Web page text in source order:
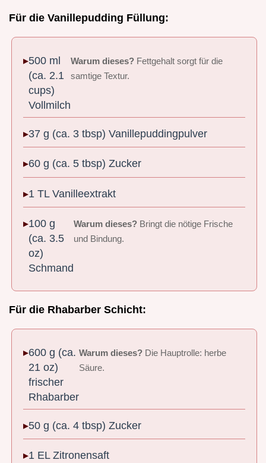
Für die Vanillepudding Füllung:
500 ml
(ca. 2.1
cups)
Vollmilch
Warum dieses? Fettgehalt sorgt für die
samtige Textur.
37 g (ca. 3 tbsp) Vanillepuddingpulver
60 g (ca. 5 tbsp) Zucker
1 TL Vanilleextrakt
100 g
(ca. 3.5
oz)
Schmand
Warum dieses? Bringt die nötige Frische
und Bindung.
Für die Rhabarber Schicht:
600 g (ca.
21 oz)
frischer
Rhabarber
Warum dieses? Die Hauptrolle: herbe
Säure.
50 g (ca. 4 tbsp) Zucker
1 EL Zitronensaft